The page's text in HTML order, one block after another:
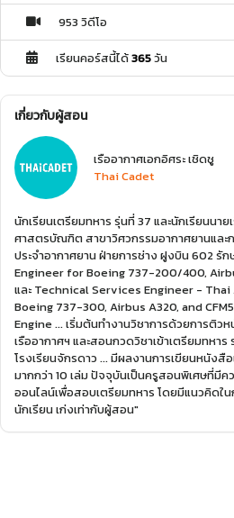
953 วิดีโอ
เรียนคอร์สนี้ได้365วัน
เกี่ยวกับผู้สอน
เรืออากาศเอกอิศระ เชิดชู
Thai Cadet
นักเรียนเตรียมทหาร รุ่นที่ 37 และนักเรียนนา
ศาสตรบัณฑิต สาขาวิศวกรรมอากาศยานแล
ประจำอากาศยาน ฝ่ายการช่าง ฝูงบิน 602 รั
Engineer for Boeing 737-200/400,
และ Technical Services Engineer -
Boeing 737-300, Airbus A320, and
Engine ... เริ่มต้นทำงานวิชาการด้วยการติว
เรืออากาศฯ และสอนกวดวิชาเข้าเตรียมทหา
โรงเรียนจักรดาว ... มีผลงานการเขียนหนังสื
มากกว่า 10 เล่ม ปัจจุบันเป็นครูสอนพิเศษที่มีค
ออนไลน์เพื่อสอบเตรียมทหาร โดยมีแนวคิด
นักเรียน เก่งเท่ากับผู้สอน"